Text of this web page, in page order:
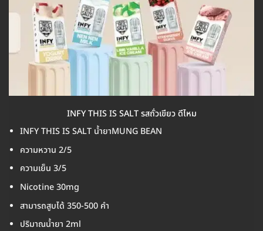
INFY THIS IS SALT รสถั่วเขียว ดีไหม
INFY THIS IS SALT น้ำยาMUNG BEAN
ความหวาน 2/5
ความเย็น 3/5
Nicotine 30mg
สามารถสูบได้ 350-500 คำ
ปริมาณน้ำยา 2ml